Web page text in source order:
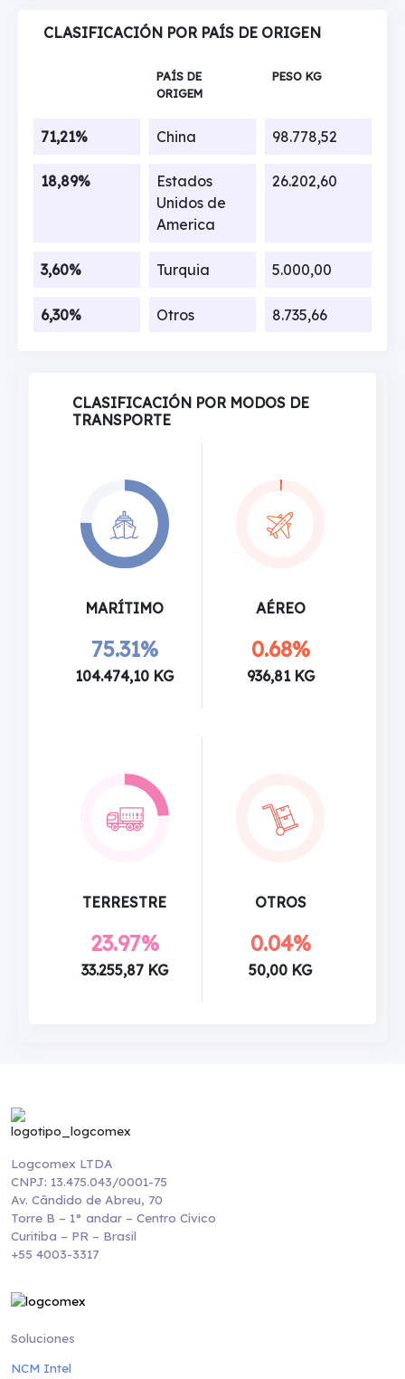
CLASIFICACIÓN POR PAÍS DE ORIGEN
PAÍS DE
ORIGEM
PESO KG
71,21% China 98.778,52
18,89%
Estados
Unidos de
America
26.202,60
3,60% Turquia 5.000,00
6,30% Otros 8.735,66
CLASIFICACIÓN POR MODOS DE
TRANSPORTE
MARÍTIMO
75.31%
104.474,10 KG
AÉREO
0.68%
936,81 KG
TERRESTRE
23.97%
33.255,87 KG
OTROS
0.04%
50,00 KG
Logcomex LTDA
CNPJ: 13.475.043/0001-75
Av. Cândido de Abreu, 70
Torre B – 1° andar – Centro Cívico
Curitiba – PR – Brasil
+55 4003-3317
Soluciones
NCM Intel